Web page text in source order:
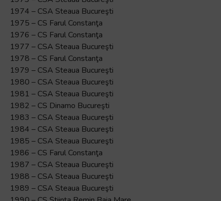
1974 – CSA Steaua Bucureşti
1975 – CS Farul Constanţa
1976 – CS Farul Constanţa
1977 – CSA Steaua Bucureşti
1978 – CS Farul Constanţa
1979 – CSA Steaua Bucureşti
1980 – CSA Steaua Bucureşti
1981 – CSA Steaua Bucureşti
1982 – CS Dinamo Bucureşti
1983 – CSA Steaua Bucureşti
1984 – CSA Steaua Bucureşti
1985 – CSA Steaua Bucureşti
1986 – CS Farul Constanţa
1987 – CSA Steaua Bucureşti
1988 – CSA Steaua Bucureşti
1989 – CSA Steaua Bucureşti